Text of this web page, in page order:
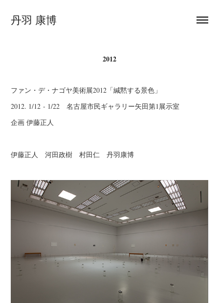
丹羽 康博
2012
ファン・デ・ナゴヤ美術展2012「緘黙する景色」
2012. 1/12 - 1/22 名古屋市民ギャラリー矢田第1展示室
企画 伊藤正人
伊藤正人 河田政樹 村田仁 丹羽康博